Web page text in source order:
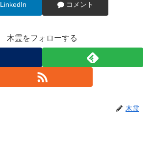
LinkedIn コメント
木霊をフォローする
木霊